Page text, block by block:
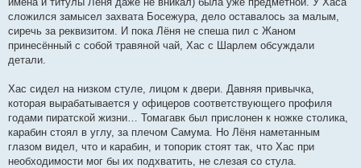
сложился замысел захвата Босежура, дело оставалось за малым,
сиречь за реквизитом. И пока Лёня не спеша пил с Жаном
принесённый с собой травяной чай, Хас с Шарлем обсуждали
детали.
Хас сидел на низком стуле, лицом к двери. Давняя привычка,
которая вырабатывается у офицеров соответствующего профиля
годами пиратской жизни… Томагавк был прислонен к ножке столика,
карабин стоял в углу, за плечом Самума. Но Лёня наметанным
глазом видел, что и карабин, и топорик стоят так, что Хас при
необходимости мог бы их подхватить, не слезая со стула.